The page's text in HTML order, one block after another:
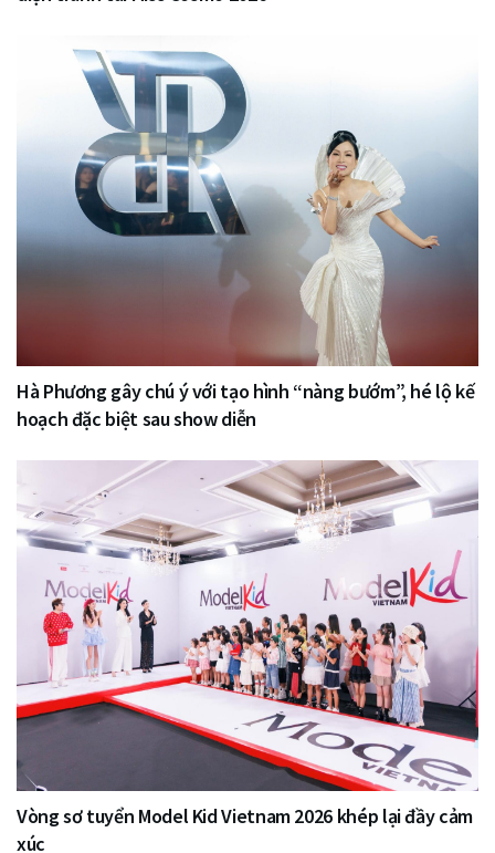
Hà Phương gây chú ý với tạo hình “nàng bướm”, hé lộ kế
hoạch đặc biệt sau show diễn
Vòng sơ tuyển Model Kid Vietnam 2026 khép lại đầy cảm
xúc